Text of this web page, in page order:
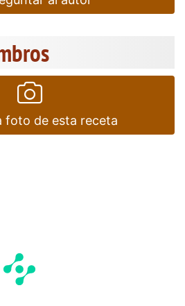
foto de esta receta